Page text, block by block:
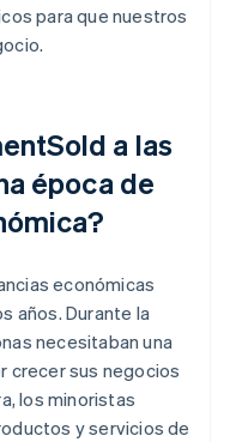
para que nuestros
a las
época de
económicas
años. Durante la
necesitaban una
crecer sus negocios
los minoristas
y servicios de